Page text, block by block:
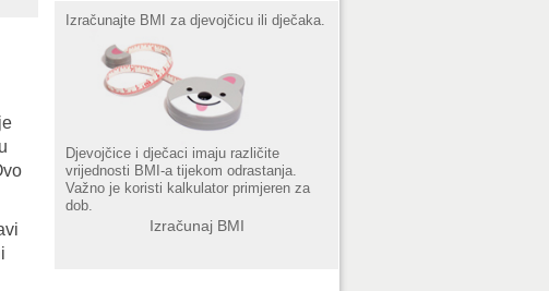
Izračunajte BMI za djevojčicu ili dječaka.
Djevojčice i dječaci imaju različite
vrijednosti BMI-a tijekom odrastanja.
Važno je koristi kalkulator primjeren za
dob.
Izračunaj BMI